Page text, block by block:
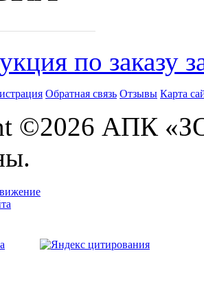
по заказу
Обратная связь Отзывы Карта
©2026 АПК